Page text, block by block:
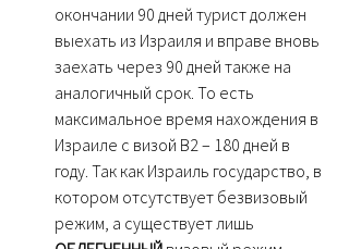
окончании 90 дней турист должен
выехать из Израиля и вправе вновь
заехать через 90 дней также на
аналогичный срок. То есть
максимальное время нахождения в
Израиле с визой В2 – 180 дней в
году. Так как Израиль государство, в
котором отсутствует безвизовый
режим, а существует лишь